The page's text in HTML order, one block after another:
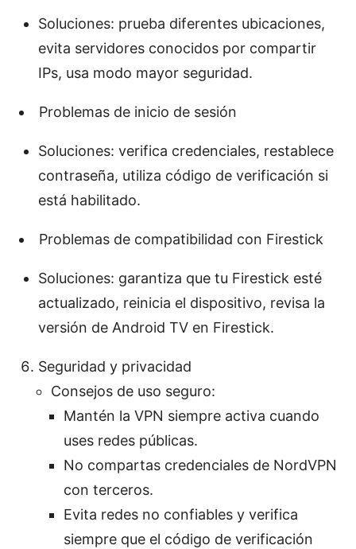
Soluciones: prueba diferentes ubicaciones,
evita servidores conocidos por compartir
IPs, usa modo mayor seguridad.
Problemas de inicio de sesión
Soluciones: verifica credenciales, restablece
contraseña, utiliza código de verificación si
está habilitado.
Problemas de compatibilidad con Firestick
Soluciones: garantiza que tu Firestick esté
actualizado, reinicia el dispositivo, revisa la
versión de Android TV en Firestick.
Seguridad y privacidad
Consejos de uso seguro:
Mantén la VPN siempre activa cuando
uses redes públicas.
No compartas credenciales de NordVPN
con terceros.
Evita redes no confiables y verifica
siempre que el código de verificación